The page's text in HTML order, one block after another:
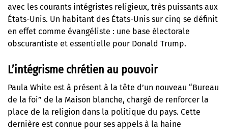
avec les courants intégristes religieux, très puissants aux
États-Unis. Un habitant des États-Unis sur cinq se définit
en effet comme évangéliste : une base électorale
obscurantiste et essentielle pour Donald Trump.
L’intégrisme chrétien au pouvoir
Paula White est à présent à la tête d’un nouveau “Bureau
de la foi” de la Maison blanche, chargé de renforcer la
place de la religion dans la politique du pays. Cette
dernière est connue pour ses appels à la haine